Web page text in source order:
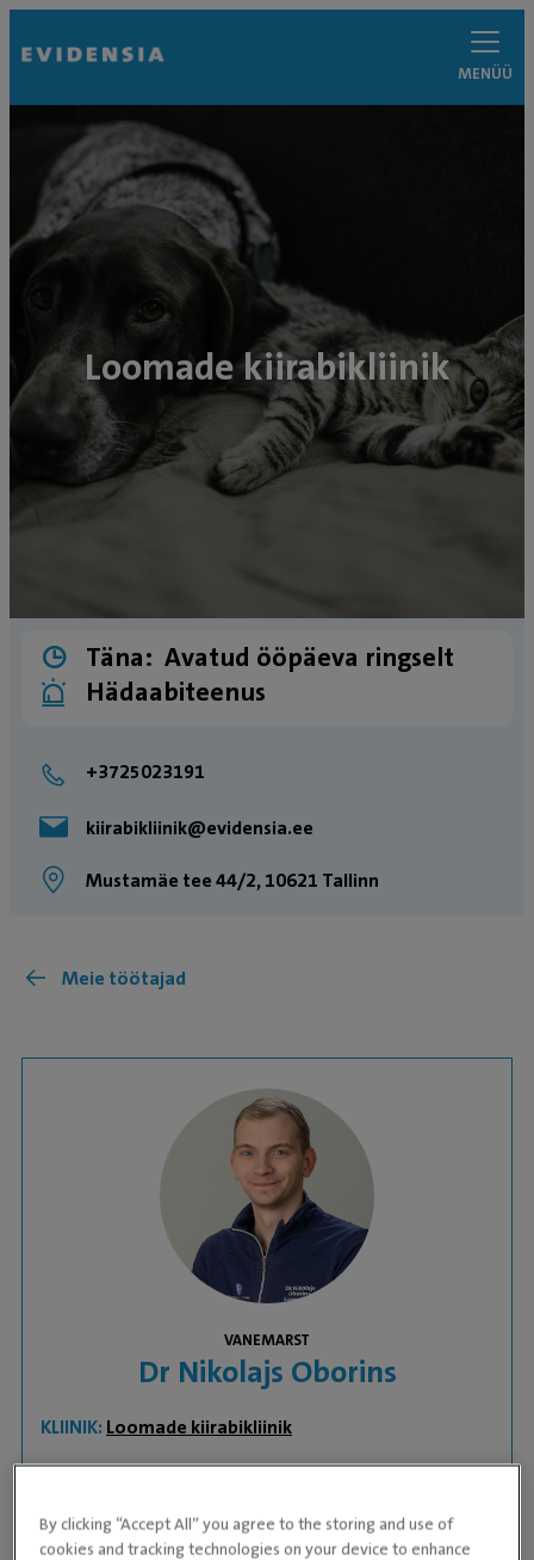
MENÜÜ
Loomade kiirabikliinik
Täna: Avatud ööpäeva ringselt
Hädaabiteenus
+3725023191
kiirabikliinik@evidensia.ee
Mustamäe tee 44/2, 10621 Tallinn
Meie töötajad
VANEMARST
Dr Nikolajs Oborins
KLIINIK: Loomade kiirabikliinik
mil töötas assistendina Lätis. Peale kooli lõpetamist
aastal 2014 alustas ta tööd loomaarstina. Tema
By clicking “Accept All” you agree to the storing and use of
cookies and tracking technologies on your device to enhance